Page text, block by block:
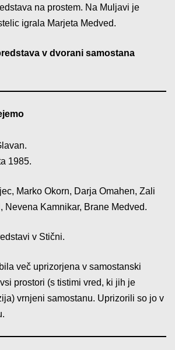
na prostem. Na Muljavi je
igrala Marjeta Medved.
v dvorani samostana
1985.
Marko Okorn, Darja Omahen, Zali
Nevena Kamnikar, Brane Medved.
v Stični.
več uprizorjena v samostanski
prostori (s tistimi vred, ki jih je
vrnjeni samostanu. Uprizorili so jo v